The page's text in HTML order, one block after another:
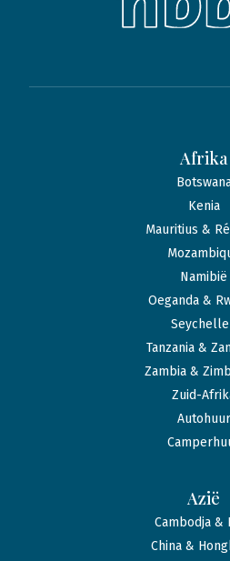
Afrika
Kenia
Mauritius &
Namibië
Oeganda &
Tanzania &
Zambia &
Zuid-
Autohuur
Azië
Cambodja &
China &